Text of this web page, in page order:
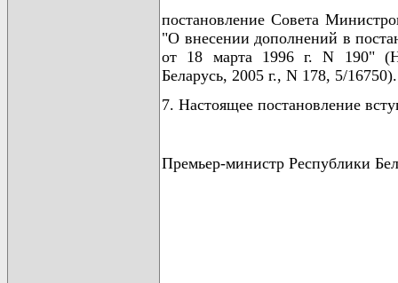
постановление Совета
"О внесении дополнений в
от 18 марта 1996 г. N 190"
Беларусь, 2005 г., N 178, 5/16750).
7. Настоящее постановление
Премьер-министр Республики